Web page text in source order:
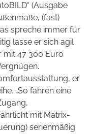
(Ausgabe
(fast)
spreche immer für
lasse er sich agil
mit 47 300 Euro
er
„So fahren eine
mit Matrix-
serienmäßig